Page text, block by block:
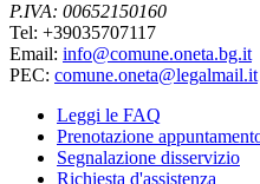
P.IVA: 00652150160
Tel: +39035707117
Email: info@comune.oneta.bg.it
PEC: comune.oneta@legalmail.it
Leggi le FAQ
Prenotazione
Segnalazione disservizio
Richiesta d'assistenza